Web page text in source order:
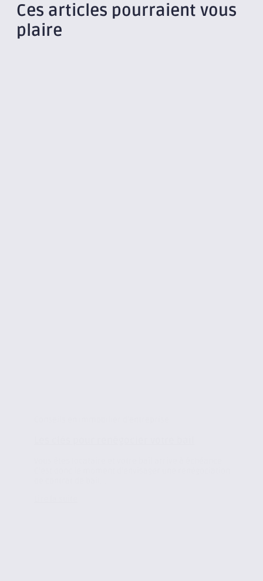
Ces articles pourraient vous
plaire